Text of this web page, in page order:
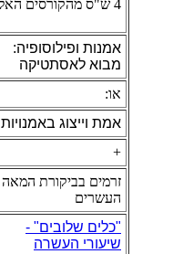
4 ש"ס מהקורסים האלה:
אמנות ופילוסופיה:
מבוא לאסתטיקה
או:
אמת וייצוג באמנויות
+
זרמים בביקורת המאה
העשרים
"כלים שלובים" -
שיעורי העשרה